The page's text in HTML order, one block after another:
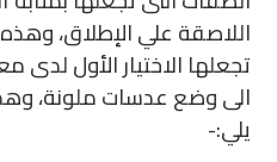
الخاصة
بك
اللاصقة علي الإطلاق،
تجعلها الاختيار الأول لدى
الى وضع عدسات ملونة،
يلي:-